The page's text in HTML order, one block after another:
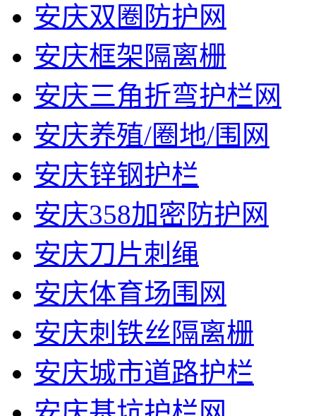
安庆双圈防护网
安庆框架隔离栅
安庆三角折弯护栏网
安庆养殖/圈地/围网
安庆锌钢护栏
安庆358加密防护网
安庆刀片刺绳
安庆体育场围网
安庆刺铁丝隔离栅
安庆城市道路护栏